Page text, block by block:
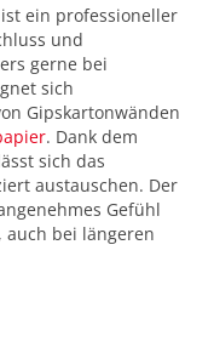
ist ein professioneller
und
gerne bei
sich
Gipskartonwänden
. Dank dem
sich das
austauschen. Der
Gefühl
bei längeren